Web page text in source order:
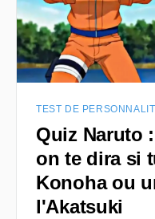
TEST DE
Quiz Naruto
on te dira si
Konoha ou
l'Akatsuki